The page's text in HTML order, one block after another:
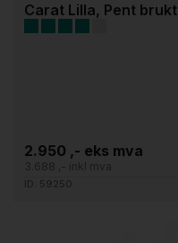
Carat Lilla, Pent brukt
2.950 ,- eks mva
3.688 ,- inkl mva
ID: 59250